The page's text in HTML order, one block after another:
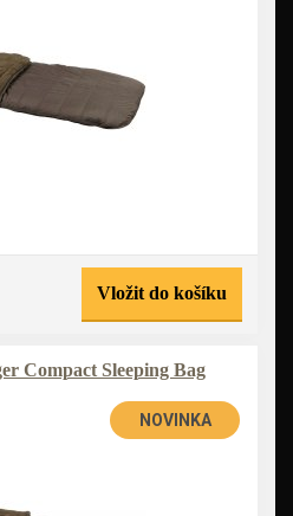
Vložit do košíku
Compact Sleeping Bag
NOVINKA